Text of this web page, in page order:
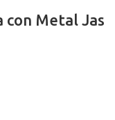
con Metal Jas